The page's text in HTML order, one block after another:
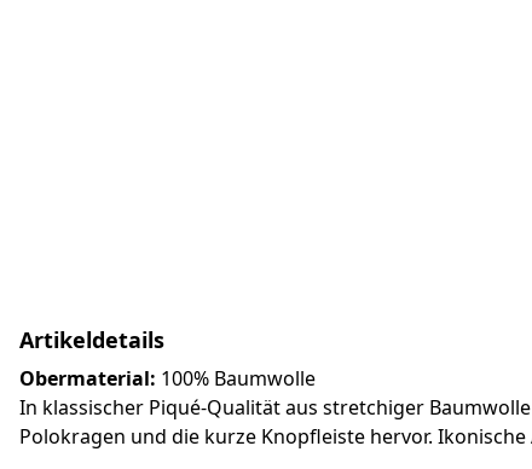
Artikeldetails
Obermaterial: 100% Baumwolle
In klassischer Piqué-Qualität aus stretchiger
Polokragen und die kurze Knopfleiste hervor.